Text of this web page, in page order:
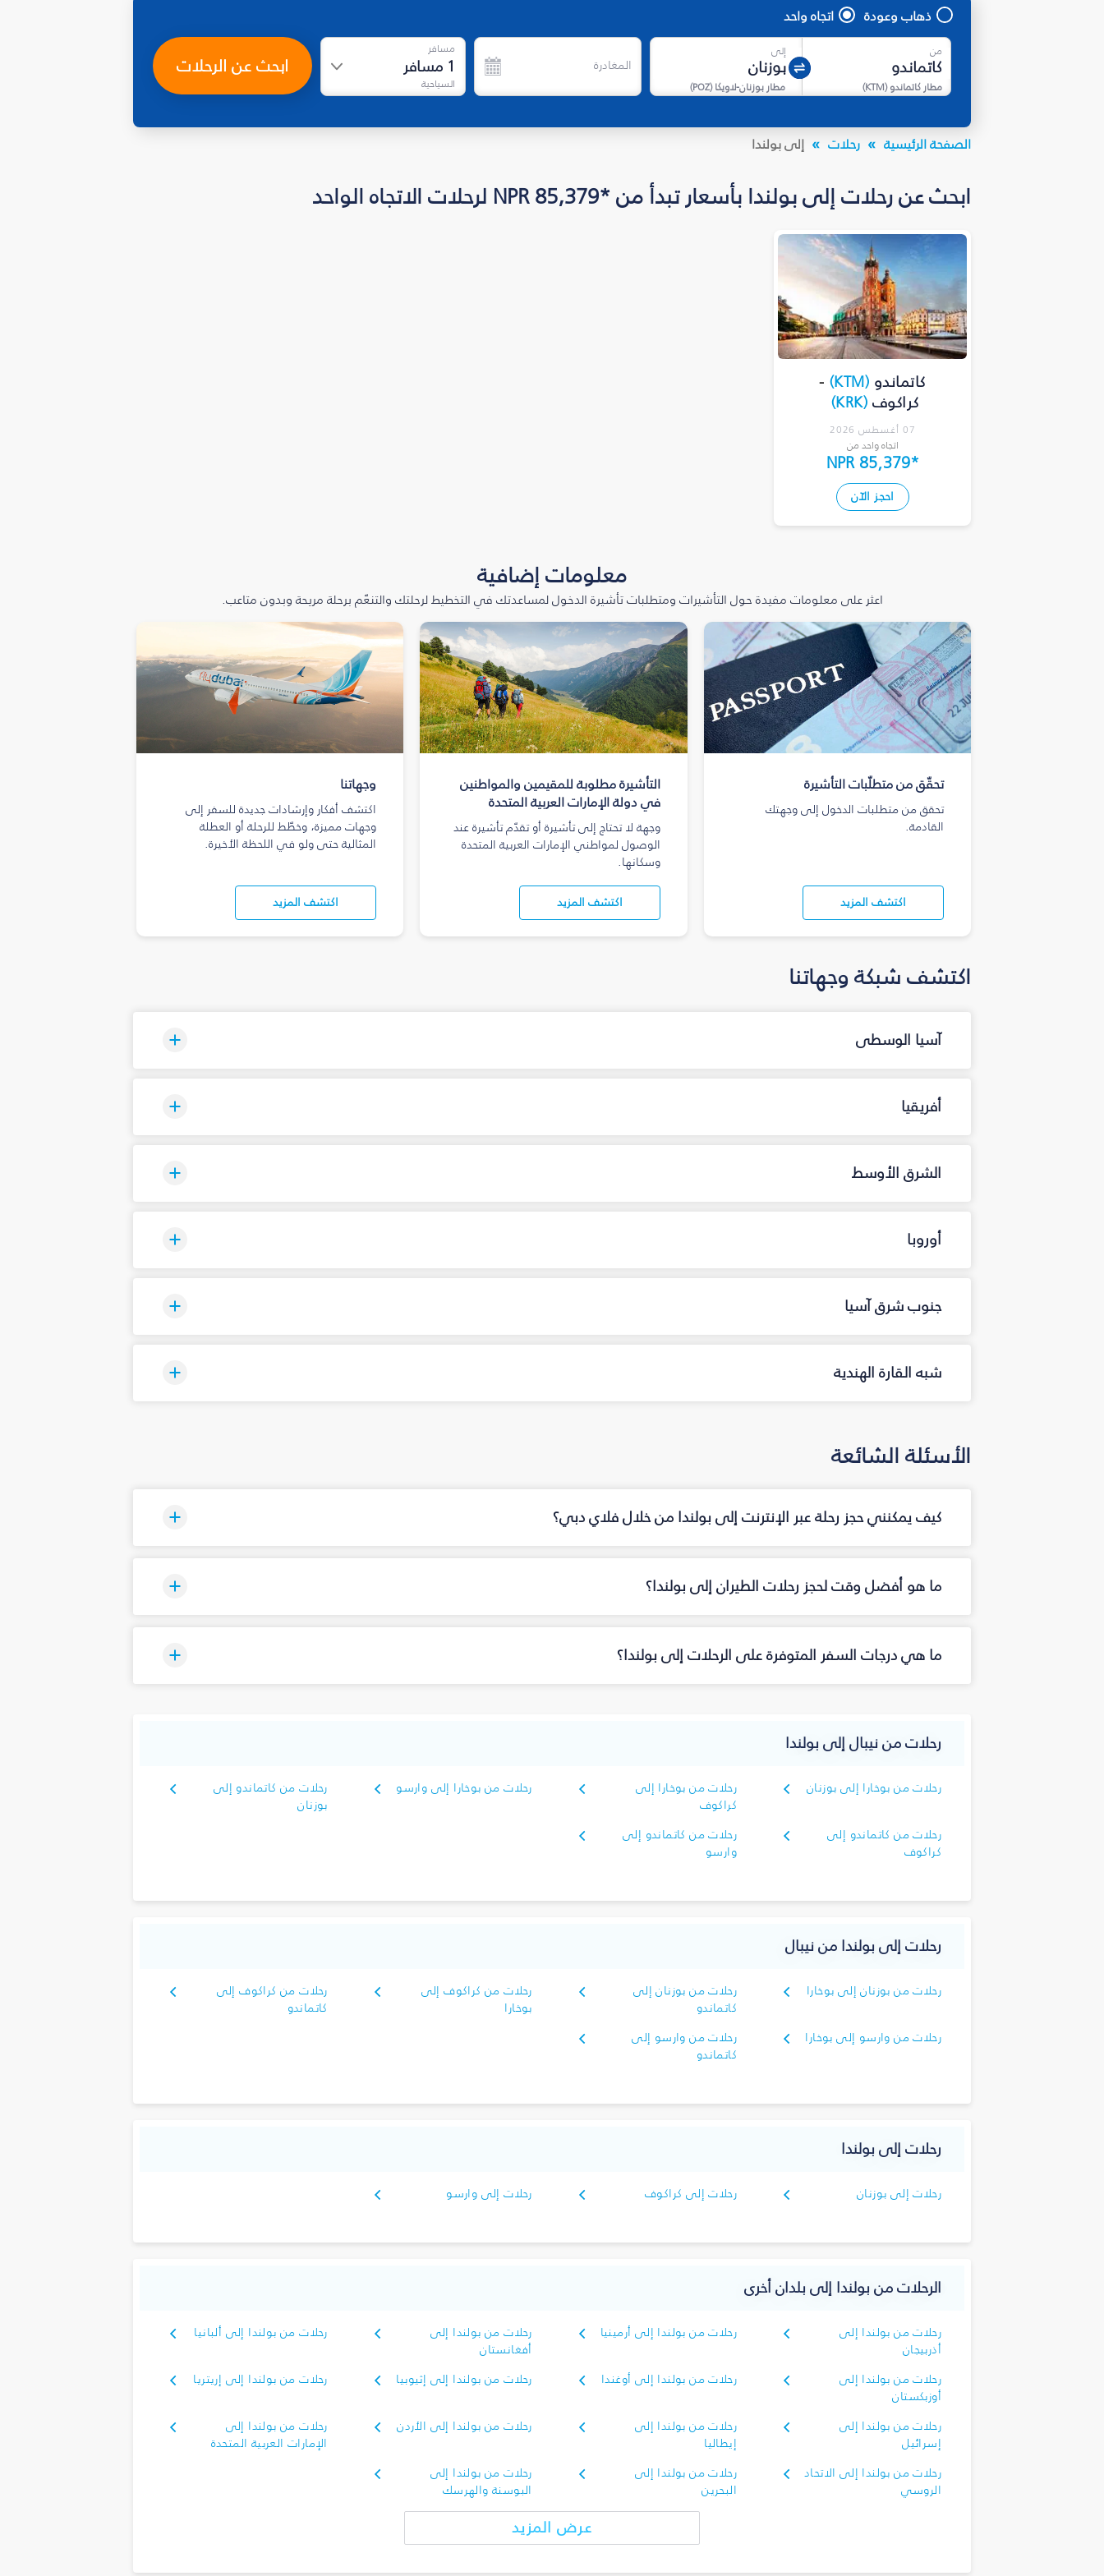
ذهاب وعودة اتجاه واحد
من
مطار كاتماندو (
KTM
)
إلى
مطار بوزنان-لاويكا(
POZ
)
المغادرة
مسافر
1 مسافر
السياحية
ابحث عن الرحلات
الصفحة الرئيسية رحلات إلى بولندا
ابحث عن رحلات إلى بولندا بأسعار تبدأ من *NPR 85,379 لرحلات الاتجاه الواحد
كاتماندو (
KTM
)
-
كراكوف (
KRK
)
07 أغسطس 2026
اتجاه واحد من
NPR 85,379*
احجز الآن
معلومات إضافية
اعثر على معلومات مفيدة حول التأشيرات ومتطلبات تأشيرة الدخول لمساعدتك في التخطيط لرحلتك والتنعّم برحلة مريحة وبدون متاعب.
تحقّق من متطلّبات التأشيرة
تحقق من متطلبات الدخول إلى وجهتك
القادمة.
اكتشف المزيد
التأشيرة مطلوبة للمقيمين والمواطنين
في دولة الإمارات العربية المتحدة
وجهة لا تحتاج إلى تأشيرة أو تقدّم تأشيرة عند
الوصول لمواطني الإمارات العربية المتحدة
وسكانها.
اكتشف المزيد
وجهاتنا
اكتشف أفكار وإرشادات جديدة للسفر إلى
وجهات مميزة، وخطّط للرحلة أو العطلة
المثالية حتى ولو في اللحظة الأخيرة.
اكتشف المزيد
اكتشف شبكة وجهاتنا
آسيا الوسطى
أفريقيا
الشرق الأوسط
أوروبا
جنوب شرق آسيا
شبه القارة الهندية
الأسئلة الشائعة
كيف يمكنني حجز رحلة عبر الإنترنت إلى بولندا من خلال فلاي دبي؟
ما هو أفضل وقت لحجز رحلات الطيران إلى بولندا؟
ما هي درجات السفر المتوفرة على الرحلات إلى بولندا؟
رحلات من نيبال إلى بولندا
رحلات من بوخارا إلى بوزنان
رحلات من بوخارا إلى
كراكوف
رحلات من بوخارا إلى وارسو
رحلات من كاتماندو إلى
بوزنان
رحلات من كاتماندو إلى
كراكوف
رحلات من كاتماندو إلى
وارسو
رحلات إلى بولندا من نيبال
رحلات من بوزنان إلى بوخارا
رحلات من بوزنان إلى
كاتماندو
رحلات من كراكوف إلى
بوخارا
رحلات من كراكوف إلى
كاتماندو
رحلات من وارسو إلى بوخارا
رحلات من وارسو إلى
كاتماندو
رحلات إلى بولندا
رحلات إلى بوزنان رحلات إلى كراكوف رحلات إلى وارسو
الرحلات من بولندا إلى بلدان أخرى
رحلات من بولندا إلى
أذربيجان
رحلات من بولندا إلى أرمينيا
رحلات من بولندا إلى
أفغانستان
رحلات من بولندا إلى ألبانيا
رحلات من بولندا إلى
أوزبكستان
رحلات من بولندا إلى أوغندا رحلات من بولندا إلى إثيوبيا رحلات من بولندا إلى إريتريا
رحلات من بولندا إلى
إسرائيل
رحلات من بولندا إلى
إيطاليا
رحلات من بولندا إلى الأردن
رحلات من بولندا إلى
الإمارات العربية المتحدة
رحلات من بولندا إلى الاتحاد
الروسي
رحلات من بولندا إلى
البحرين
رحلات من بولندا إلى
البوسنة والهرسك
عرض المزيد